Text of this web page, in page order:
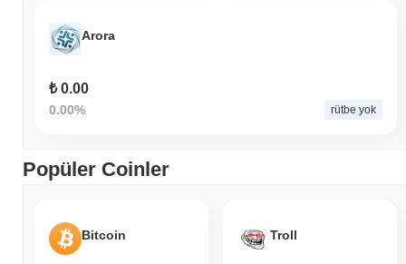
Arora
₺ 0.00
0.00% rütbe yok
Popüler Coinler
Bitcoin Troll